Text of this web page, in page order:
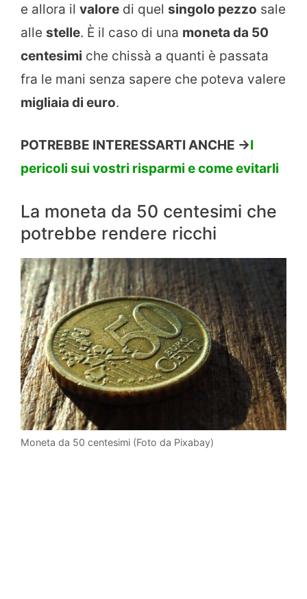
e allora il valore di quel singolo pezzo sale
alle stelle. Ѐ il caso di una moneta da 50
centesimi che chissà a quanti è passata
fra le mani senza sapere che poteva valere
migliaia di euro.
POTREBBE INTERESSARTI ANCHE ->I
pericoli sui vostri risparmi e come evitarli
La moneta da 50 centesimi che
potrebbe rendere ricchi
Moneta da 50 centesimi (Foto da Pixabay)